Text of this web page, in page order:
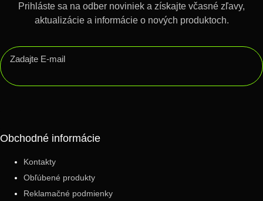
Prihláste sa na odber noviniek a získajte včasné zľavy,
aktualizácie a informácie o nových produktoch.
Obchodné informácie
Kontakty
Obľúbené produkty
Reklamačné podmienky